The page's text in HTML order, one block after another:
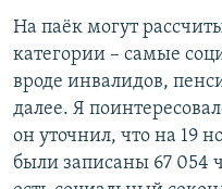
На паёк могут
категории – самые
вроде инвалидов,
далее. Я
он уточнил, что на 19
были записаны 67 054